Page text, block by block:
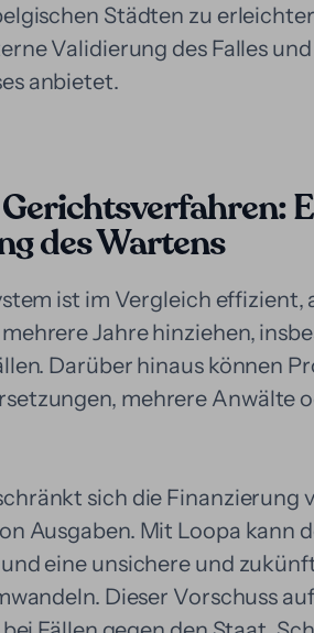
Städten zu
Validierung des Falles
anbietet.
des Wartens
ist im Vergleich
Jahre hinziehen,
Darüber hinaus können
mehrere Anwälte
sich die
Ausgaben. Mit Loopa kann
eine unsichere und
Dieser Vorschuss